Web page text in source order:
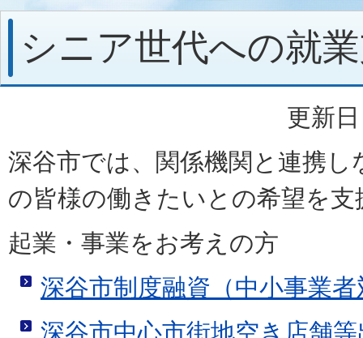
シニア世代への就
更新
深谷市では、関係機関と連携
の皆様の働きたいとの希望を支
起業・事業をお考えの方
深谷市制度融資（中小事業
深谷市中心市街地空き店舗